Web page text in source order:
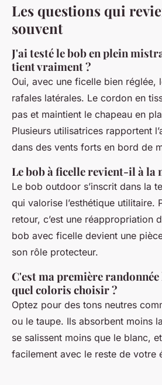
Les questions qui
souvent
J'ai testé le bob en plein
tient vraiment ?
Oui, avec une ficelle bien réglée,
rafales latérales. Le cordon en
pas et maintient le chapeau en
Plusieurs utilisatrices rapportent
dans des vents forts en bord de
Le bob à ficelle revient-il à la
Le bob outdoor s’inscrit dans la
qui valorise l’esthétique utilitaire.
retour, c’est une réappropriation
bob avec ficelle devient une
son rôle protecteur.
C'est ma première
quel coloris choisir ?
Optez pour des tons neutres
ou le taupe. Ils absorbent moins
se salissent moins que le blanc,
facilement avec le reste de votre